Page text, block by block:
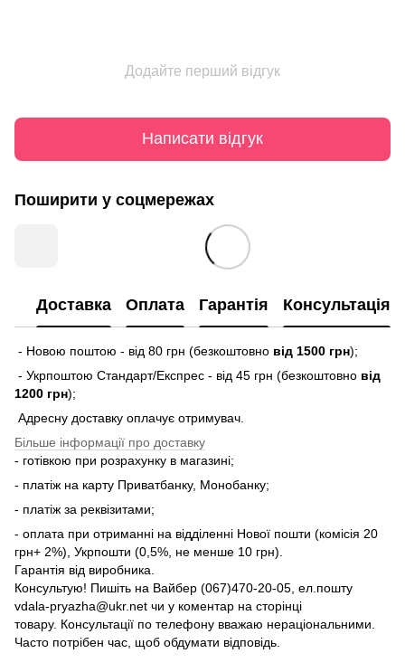
Додайте перший відгук
Написати відгук
Поширити у соцмережах
Доставка Оплата Гарантія Консультація
- Новою поштою - від 80 грн (безкоштовно від 1500 грн);
- Укрпоштою Стандарт/Експрес - від 45 грн (безкоштовно від
1200 грн);
Адресну доставку оплачує отримувач.
Більше інформації про доставку
- готівкою при розрахунку в магазині;
- платіж на карту Приватбанку, Монобанку;
- платіж за реквізитами;
- оплата при отриманні на відділенні Нової пошти (комісія 20
грн+ 2%), Укрпошти (0,5%, не менше 10 грн).
Гарантія від виробника.
Консультую! Пишіть на Вайбер (067)470-20-05, ел.пошту
vdala-pryazha@ukr.net чи у коментар на сторінці
товару. Консультації по телефону вважаю нераціональними.
Часто потрібен час, щоб обдумати відповідь.